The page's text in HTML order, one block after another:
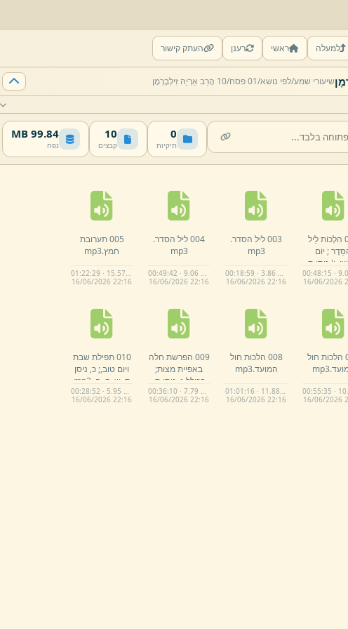
למעלה ראשי רענן העתק קישור
שיעורי שמע/לפי נושא/01 פסח/ 10 הָרַב אַרְיֵה זִילְבֶּרְמָן
0
תיקיות
10
קבצים
99.84 MB
נפח
002 הִלְכוֹת לֵיל
; יוֹם
ו' נִיסָן ת,
פ,ב,.
mp3
16/06/2026
003 ליל הסדר.
mp3
00:18:59 · 3.86 MB
16/06/2026 22:16
004 ליל הסדר.
mp3
00:49:42 · 9.06 MB
16/06/2026 22:16
005 תערובת
חמץ.mp3
01:22:29 · 15.57 MB
16/06/2026 22:16
007 הלכות חול
mp3
16/06/2026
008 הלכות חול
המועד.mp3
01:01:16 · 11.88 MB
16/06/2026 22:16
009 הפרשת חלה
באפיית מצות;
בכולל ג, ניסן ת,
ש,פ,ה,.
mp3
00:36:10 · 7.79 MB
16/06/2026 22:16
010 תפילת שבת
ויום טוב,; כ, ניסן
ת, ש, פ, ה, mp3
00:28:52 · 5.95 MB
16/06/2026 22:16